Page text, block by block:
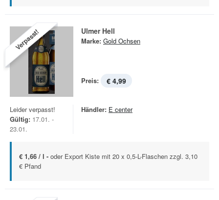
Verpasst! Ulmer Hell
Marke: Gold Ochsen
Preis: € 4,99
Leider verpasst!
Gültig: 17.01. -
23.01.
Händler: E center
€ 1,66 / l - oder Export Kiste mit 20 x 0,5-L-Flaschen zzgl. 3,10
€ Pfand